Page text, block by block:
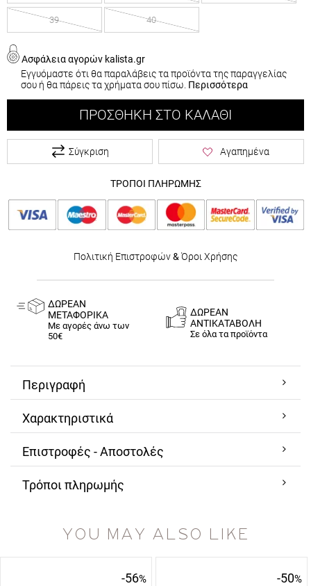
39 40
Ασφάλεια αγορών kalista.gr
Εγγυόμαστε ότι θα παραλάβεις τα προϊόντα της παραγγελίας
σου ή θα πάρεις τα χρήματα σου πίσω. Περισσότερα
ΠΡΟΣΘΉΚΗ ΣΤΟ ΚΑΛΆΘΙ
Σύγκριση Αγαπημένα
ΤΡΟΠΟΙ ΠΛΗΡΩΜΗΣ
Πολιτική Επιστροφών& Όροι Χρήσης
ΔΩΡΕΑΝ
ΜΕΤΑΦΟΡΙΚΑ
Με αγορές άνω των
50€
ΔΩΡΕΑΝ
ΑΝΤΙΚΑΤΑΒΟΛΗ
Σε όλα τα προϊόντα
Περιγραφή
Χαρακτηριστικά
Επιστροφές - Αποστολές
Τρόποι πληρωμής
YOU MAY ALSO LIKE
-56% -50%